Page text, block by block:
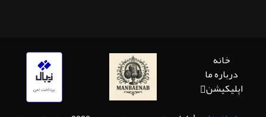
خانه
درباره ما
اپلیکیشن